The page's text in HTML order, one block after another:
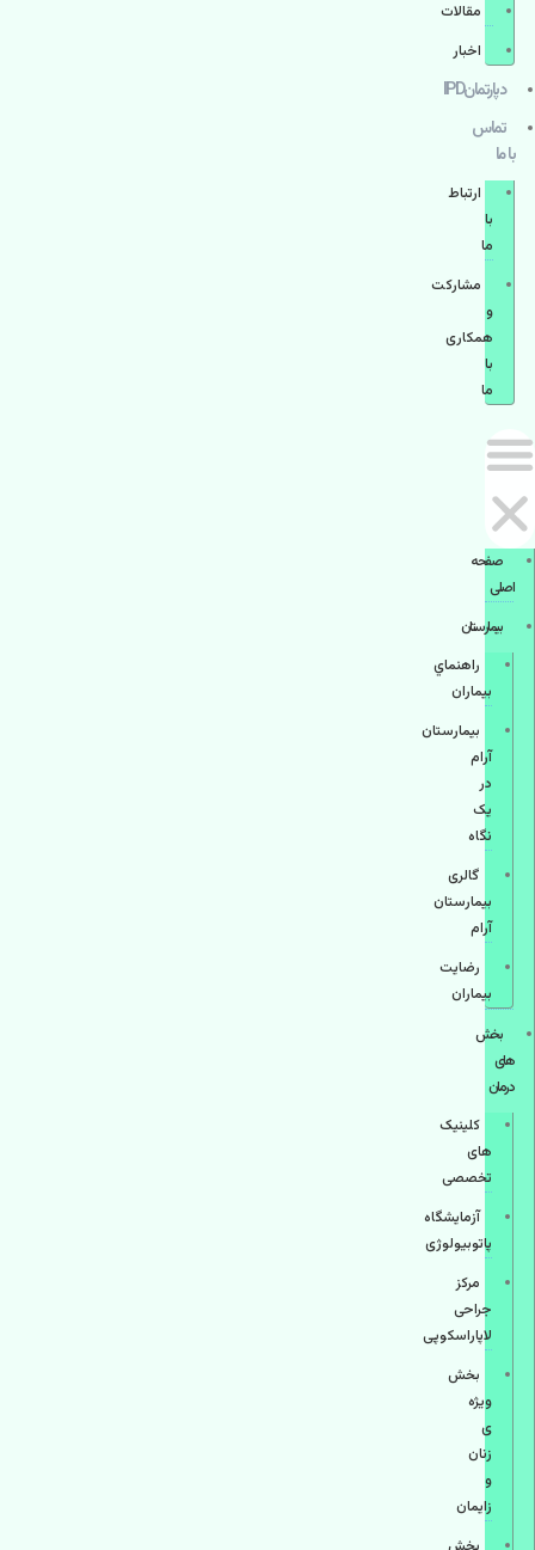
مقالات
اخبار
دپارتمانIPD
تماس
با ما
ارتباط
با
ما
مشاركت
و
همكاری
با
ما
صفحه
اصلی
بيمارستان
راهنماي
بیماران
بیمارستان
آرام
در
یک
نگاه
گالری
بیمارستان
آرام
رضایت
بیماران
بخش
های
درمان
کلینیک
های
تخصصی
آزمایشگاه
پاتوبیولوژی
مرکز
جراحی
لاپاراسکوپی
بخش
ویژه
ی
زنان
و
زایمان